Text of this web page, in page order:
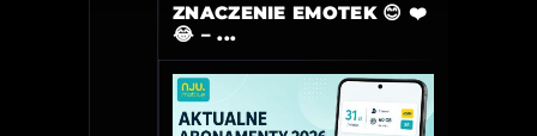
ZNACZENIE EMOTEK 😊 ❤️
😂 – ...